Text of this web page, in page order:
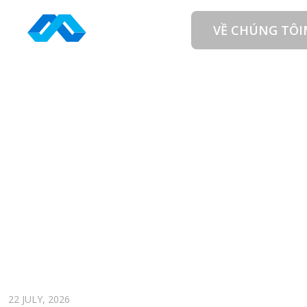
content
VỀ CHÚNG TÔI
22 JULY, 2026